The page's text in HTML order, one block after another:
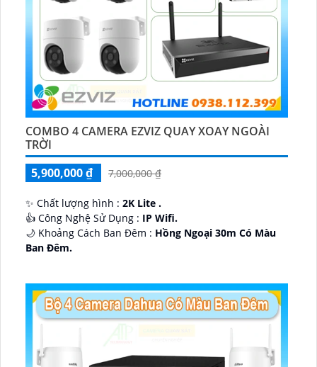
COMBO 4 CAMERA EZVIZ QUAY XOAY NGOÀI
TRỜI
5,900,000 ₫
7,000,000 ₫
✨ Chất lượng hình : 2K Lite .
👍 Công Nghệ Sử Dụng : IP Wifi.
🌙 Khoảng Cách Ban Đêm : Hồng Ngoại 30m Có Màu
Ban Ðêm.